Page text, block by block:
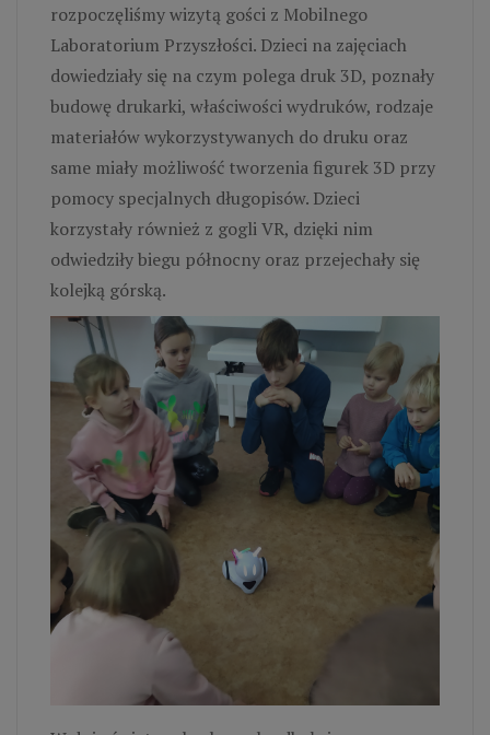
rozpoczęliśmy wizytą gości z Mobilnego
Laboratorium Przyszłości. Dzieci na zajęciach
dowiedziały się na czym polega druk 3D, poznały
budowę drukarki, właściwości wydruków, rodzaje
materiałów wykorzystywanych do druku oraz
same miały możliwość tworzenia figurek 3D przy
pomocy specjalnych długopisów. Dzieci
korzystały również z gogli VR, dzięki nim
odwiedziły biegu północny oraz przejechały się
kolejką górską.